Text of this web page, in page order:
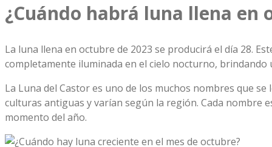
¿Cuándo habrá luna llena en
La luna llena en octubre de 2023 se producirá el día 28.
completamente iluminada en el cielo nocturno,
La Luna del Castor es uno de los muchos nombres que
culturas antiguas y varían según la región. Cada nombre
momento del año.